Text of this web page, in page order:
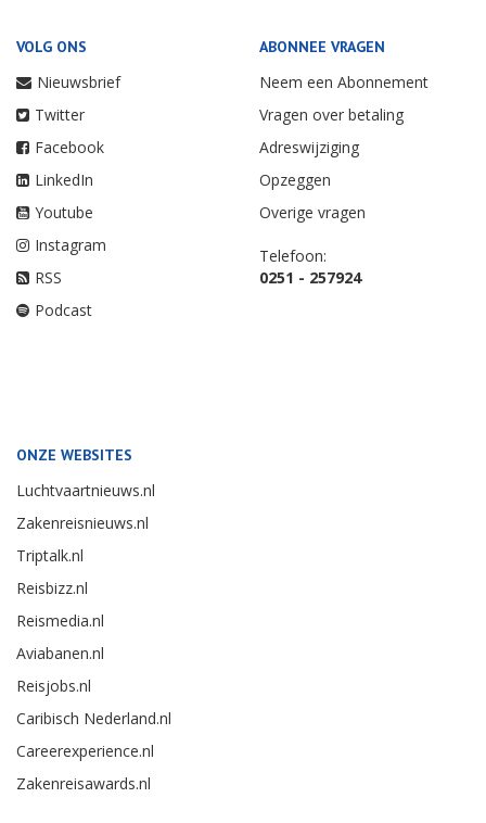
VOLG ONS
Nieuwsbrief
Twitter
Facebook
LinkedIn
Youtube
Instagram
RSS
Podcast
ABONNEE VRAGEN
Neem een Abonnement
Vragen over betaling
Adreswijziging
Opzeggen
Overige vragen
Telefoon:
0251 - 257924
ONZE WEBSITES
Luchtvaartnieuws.nl
Zakenreisnieuws.nl
Triptalk.nl
Reisbizz.nl
Reismedia.nl
Aviabanen.nl
Reisjobs.nl
Caribisch Nederland.nl
Careerexperience.nl
Zakenreisawards.nl